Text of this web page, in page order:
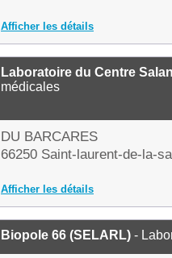
Afficher les détails
Laboratoire du Centre
médicales
DU BARCARES
66250 Saint-laurent-de-la-
Afficher les détails
Biopole 66 (SELARL) -